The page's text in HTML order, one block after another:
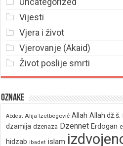
Vijesti
Vjera i život
Vjerovanje (Akaid)
Život poslije smrti
Oznake
Abdest Alija Izetbegović Allah Allah dž.š.
dzamija dzenaza Dzennet Erdogan
hidzab ibadet islam